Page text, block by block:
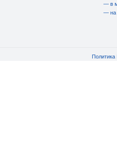
— в
— на
Политика